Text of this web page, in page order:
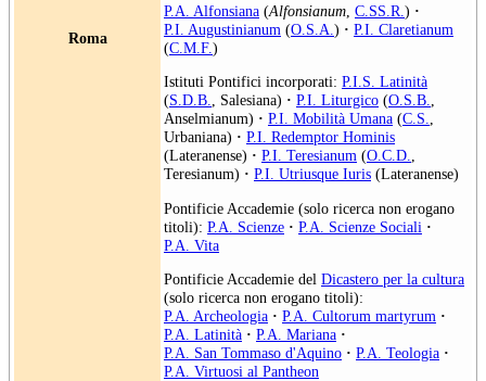
Roma
P.A. Alfonsiana (Alfonsianum C.SS.R. ) ·
P.I. Augustinianum (O.S.A. ) · P.I. Claretianum
(C.M.F.)
Istituti Pontifici incorporati: P.I.S. Latinità
(S.D.B. , Salesiana) · P.I. Liturgico (O.S.B.
Anselmianum) · P.I. Mobilità Umana (C.S.
Urbaniana) · P.I. Redemptor Hominis
(Lateranense) · P.I. Teresianum (O.C.D.
Teresianum) · P.I. Utriusque Iuris (Lateranense)
Pontificie Accademie (solo ricerca non erogano
titoli): P.A. Scienze · P.A. Scienze Sociali ·
P.A. Vita
Pontificie Accademie del Dicastero per la cultura
(solo ricerca non erogano titoli):
P.A. Archeologia · P.A. Cultorum martyrum ·
P.A. Latinità · P.A. Mariana ·
P.A. San Tommaso d'Aquino · P.A. Teologia ·
P.A. Virtuosi al Pantheon